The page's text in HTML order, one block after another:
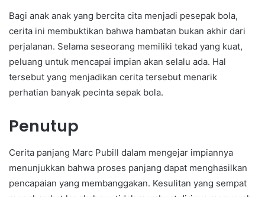
Bagi anak anak yang bercita cita menjadi pesepak bola,
cerita ini membuktikan bahwa hambatan bukan akhir dari
perjalanan. Selama seseorang memiliki tekad yang kuat,
peluang untuk mencapai impian akan selalu ada. Hal
tersebut yang menjadikan cerita tersebut menarik
perhatian banyak pecinta sepak bola.
Penutup
Cerita panjang Marc Pubill dalam mengejar impiannya
menunjukkan bahwa proses panjang dapat menghasilkan
pencapaian yang membanggakan. Kesulitan yang sempat